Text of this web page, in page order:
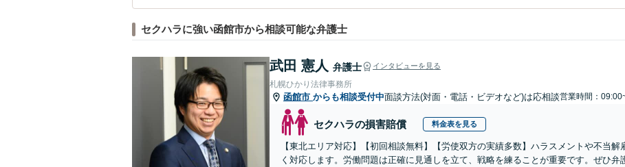
セクハラに強い函館市から相談可能な弁護士
武田 憲人 弁護士 インタビューを見る
札幌ひかり法律事務所
函館市 からも相談受付中面談方法(対面・電話・ビデオなど)は応相談営業時間：
セクハラの損害賠償 料金表を見る
【東北エリア対応】【初回相談無料】【労使双方の実績多数】ハラスメントや不当
く対応します。労働問題は正確に見通しを立て、戦略を練ることが重要です。ぜひ